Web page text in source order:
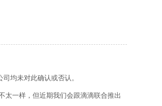
均未对此确认或否认。
太一样，但近期我们会跟滴滴联合推出